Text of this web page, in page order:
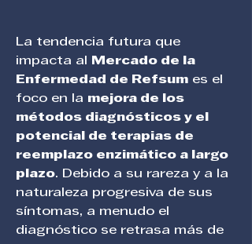
La tendencia futura que
impacta al
Mercado de la
Enfermedad de Refsum es el
foco en la mejora de los
métodos diagnósticos y el
potencial de terapias de
reemplazo enzimático a largo
plazo. Debido a su rareza y a la
naturaleza progresiva de sus
síntomas, a menudo el
diagnóstico se retrasa más de